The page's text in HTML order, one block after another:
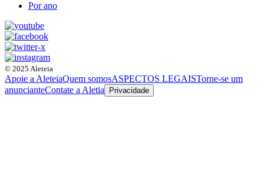
Por ano
© 2025 Aleteia
Apoie a AleteiaQuem somosASPECTOS LEGAISTorne-se um
anuncianteContate a Aletia Privacidade